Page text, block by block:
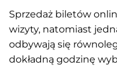
Sprzedaż biletów
wizyty, natomiast
odbywają się
dokładną godzinę